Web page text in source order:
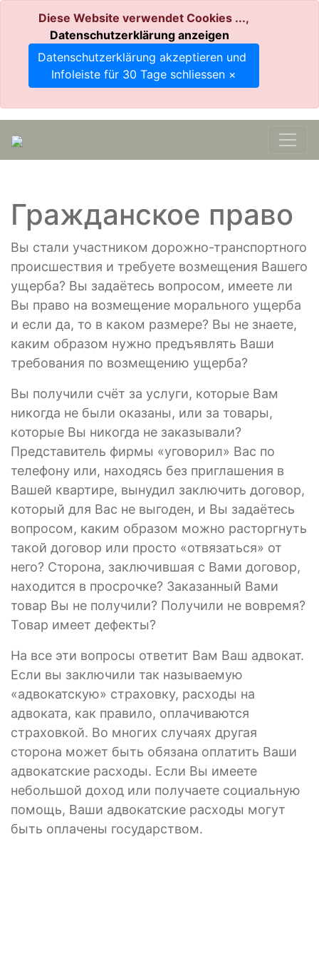
Diese Website verwendet Cookies ...,
Datenschutzerklärung anzeigen
Datenschutzerklärung akzeptieren und
Infoleiste für 30 Tage schliessen ×
Гражданское право
Вы стали участником дорожно-транспортного
происшествия и требуете возмещения Вашего
ущерба? Вы задаётесь вопросом, имеете ли
Вы право на возмещение морального ущерба
и если да, то в каком размере? Вы не знаете,
каким образом нужно предъявлять Ваши
требования по возмещению ущерба?
Вы получили счёт за услуги, которые Вам
никогда не были оказаны, или за товары,
которые Вы никогда не заказывали?
Представитель фирмы «уговорил» Вас по
телефону или, находясь без приглашения в
Вашей квартире, вынудил заключить договор,
который для Вас не выгоден, и Вы задаётесь
вопросом, каким образом можно расторгнуть
такой договор или просто «отвязаться» от
него? Сторона, заключившая с Вами договор,
находится в просрочке? Заказанный Вами
товар Вы не получили? Получили не вовремя?
Товар имеет дефекты?
На все эти вопросы ответит Вам Ваш адвокат.
Если вы заключили так называемую
«адвокатскую» страховку, расходы на
адвоката, как правило, оплачиваются
страховкой. Во многих случаях другая
сторона может быть обязана оплатить Ваши
адвокатские расходы. Если Вы имеете
небольшой доход или получаете социальную
помощь, Ваши адвокатские расходы могут
быть оплачены государством.